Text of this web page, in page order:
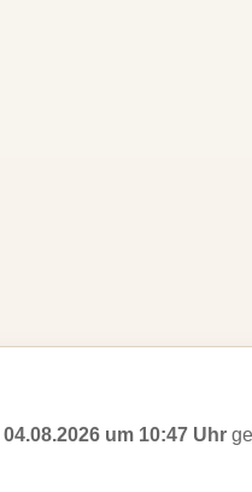
04.08.2026 um 10:47 Uhr